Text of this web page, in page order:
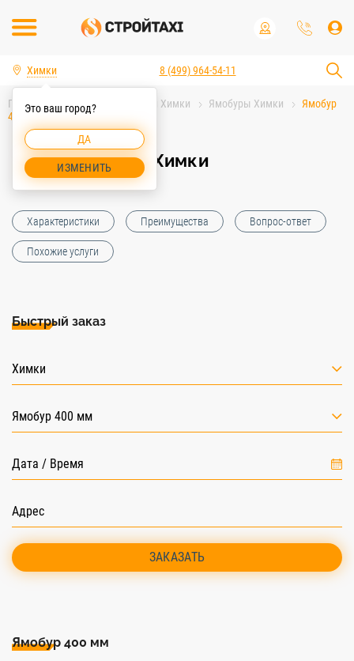
Химки
Это ваш город?
ДА
ИЗМЕНИТЬ
8 (499) 964-54-11
Главная Аренда спецтехники Химки Ямобуры Химки
Ямобур
400 мм Химки
Ямобур 400 мм Химки
Характеристики Преимущества Вопрос-ответ
Похожие услуги
Быстрый заказ
Химки
Ямобур 400 мм
ЗАКАЗАТЬ
Ямобур 400 мм